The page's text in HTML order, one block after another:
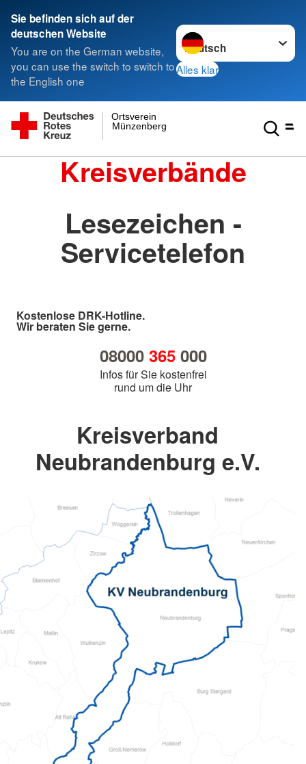
Sie befinden sich auf der
deutschen Website
You are on the German website,
you can use the switch to switch to
the English one
Sprache wechseln zu
Alles klar
Münzenberg
Ortsverein
Kreisverbände
Lesezeichen -
Servicetelefon
Kostenlose DRK-Hotline.
Wir beraten Sie gerne.
08000 365000
Infos für Sie kostenfrei
rund um die Uhr
Kreisverband
Neubrandenburg e.V.